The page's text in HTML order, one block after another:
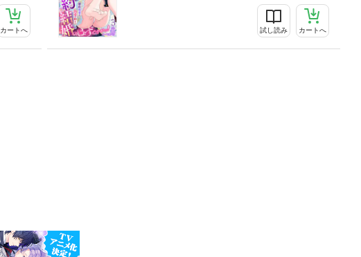
カートへ 試し読み カートへ